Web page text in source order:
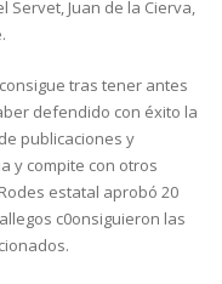
Juan de la Cierva,
tras tener antes
defendido con éxito la
publicaciones y
y compite con otros
estatal aprobó 20
c0onsiguieron las